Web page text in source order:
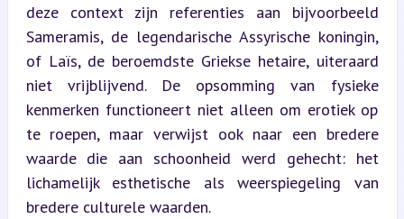
deze context zijn referenties aan bijvoorbeeld
Sameramis, de legendarische Assyrische koningin,
of Laïs, de beroemdste Griekse hetaire, uiteraard
niet vrijblijvend. De opsomming van fysieke
kenmerken functioneert niet alleen om erotiek op
te roepen, maar verwijst ook naar een bredere
waarde die aan schoonheid werd gehecht: het
lichamelijk esthetische als weerspiegeling van
bredere culturele waarden.